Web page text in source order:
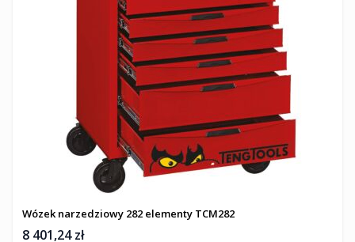
Wózek narzedziowy 282 elementy TCM282
8 401,24 zł